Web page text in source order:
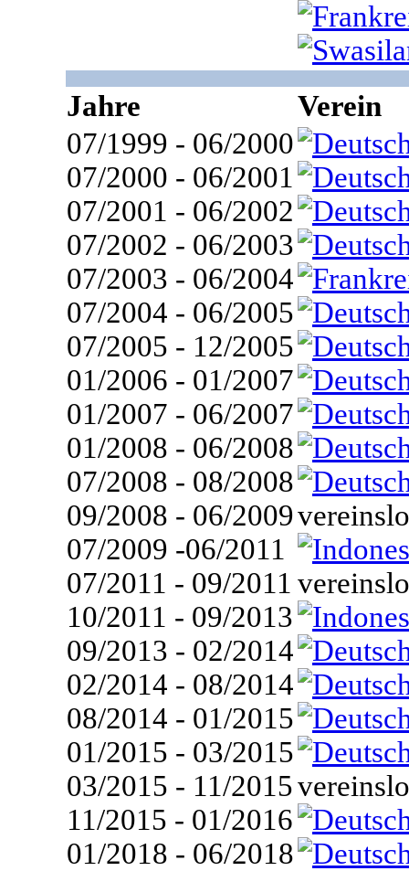
Jahre
Verein
07/1999 - 06/2000
07/2000 - 06/2001
07/2001 - 06/2002
07/2002 - 06/2003
07/2003 - 06/2004
07/2004 - 06/2005
07/2005 - 12/2005
01/2006 - 01/2007
01/2007 - 06/2007
01/2008 - 06/2008
07/2008 - 08/2008
09/2008 - 06/2009
07/2009 -06/2011
07/2011 - 09/2011
10/2011 - 09/2013
09/2013 - 02/2014
02/2014 - 08/2014
08/2014 - 01/2015
01/2015 - 03/2015
03/2015 - 11/2015
11/2015 - 01/2016
01/2018 - 06/2018